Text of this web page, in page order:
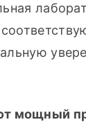
мощный